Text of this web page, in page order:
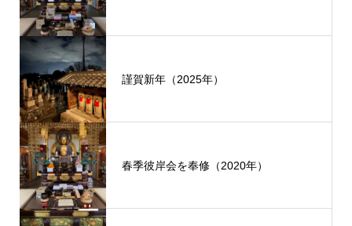
謹賀新年（2025年）
春季彼岸会を奉修（2020年）